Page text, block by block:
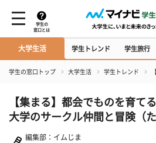
学生の
窓口とは
大学生活 学生トレンド 学生旅行
学生の窓口トップ 大学生活 学生トレンド
【集まる】都会でものを育て
大学のサークル仲間と冒険（
編集部：イムじま